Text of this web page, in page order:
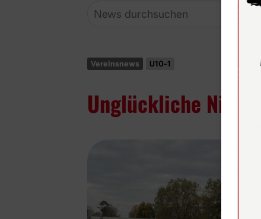
Vereinsnews U10-1
Unglückliche